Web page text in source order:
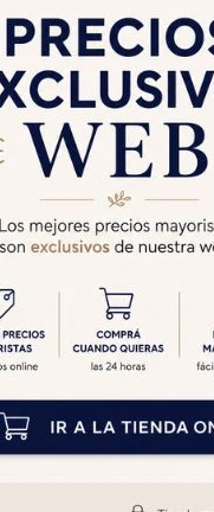
Productos